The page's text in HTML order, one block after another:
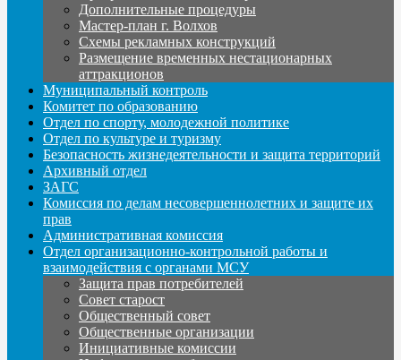
Дополнительные процедуры
Мастер-план г. Волхов
Схемы рекламных конструкций
Размещение временных нестационарных
аттракционов
Муниципальный контроль
Комитет по образованию
Отдел по спорту, молодежной политике
Отдел по культуре и туризму
Безопасность жизнедеятельности и защита территорий
Архивный отдел
ЗАГС
Комиссия по делам несовершеннолетних и защите их
прав
Административная комиссия
Отдел организационно-контрольной работы и
взаимодействия с органами МСУ
Защита прав потребителей
Совет старост
Общественный совет
Общественные организации
Инициативные комиссии